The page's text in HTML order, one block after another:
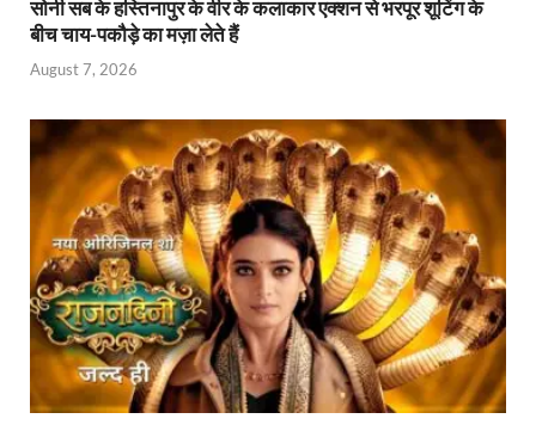
सोनी सब के हस्तिनापुर के वीर के कलाकार एक्शन से भरपूर शूटिंग के
बीच चाय-पकौड़े का मज़ा लेते हैं
August 7, 2026